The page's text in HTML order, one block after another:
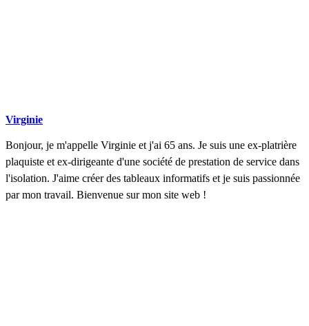
Virginie
Bonjour, je m'appelle Virginie et j'ai 65 ans. Je suis une ex-platrière
plaquiste et ex-dirigeante d'une société de prestation de service dans
l'isolation. J'aime créer des tableaux informatifs et je suis passionnée
par mon travail. Bienvenue sur mon site web !